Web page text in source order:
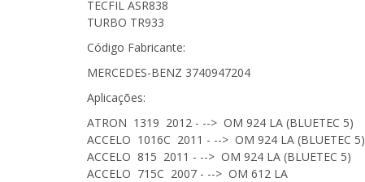
TECFIL ASR838
TURBO TR933
Código Fabricante:
MERCEDES-BENZ 3740947204
Aplicações:
ATRON 1319 2012 - --> OM 924 LA (BLUETEC 5)
ACCELO 1016C 2011 - --> OM 924 LA (BLUETEC 5)
ACCELO 815 2011 - --> OM 924 LA (BLUETEC 5)
ACCELO 715C 2007 - --> OM 612 LA